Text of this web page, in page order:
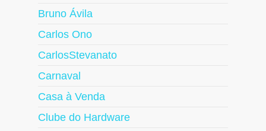
Bruno Ávila
Carlos Ono
CarlosStevanato
Carnaval
Casa à Venda
Clube do Hardware